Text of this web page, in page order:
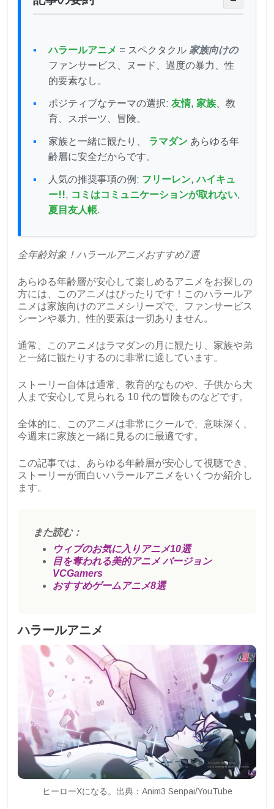
ハラールアニメ = スペクタクル 家族向けの
ファンサービス、ヌード、過度の暴力、性
的要素なし。
ポジティブなテーマの選択: 友情, 家族 、教
育、スポーツ、冒険。
家族と一緒に観たり、 ラマダン あらゆる年
齢層に安全だからです。
人気の推奨事項の例: フリーレン,ハイキュ
ー!!, コミはコミュニケーションが取れない,
夏目友人帳.
全年齢対象！ハラールアニメおすすめ7選
あらゆる年齢層が安心して楽しめるアニメをお探しの
方には、このアニメはぴったりです！このハラールア
ニメは家族向けのアニメシリーズで、ファンサービス
シーンや暴力、性的要素は一切ありません。
通常、このアニメはラマダンの月に観たり、家族や弟
と一緒に観たりするのに非常に適しています。
ストーリー自体は通常、教育的なものや、子供から大
人まで安心して見られる 10 代の冒険ものなどです。
全体的に、このアニメは非常にクールで、意味深く、
今週末に家族と一緒に見るのに最適です。
この記事では、あらゆる年齢層が安心して視聴でき、
ストーリーが面白いハラールアニメをいくつか紹介し
ます。
また読む：
ウィブのお気に入りアニメ10選
目を奪われる美的アニメ バージョン
VCGamers
おすすめゲームアニメ8選
ハラールアニメ
ヒーローXになる。出典：Anim3 Senpai/YouTube